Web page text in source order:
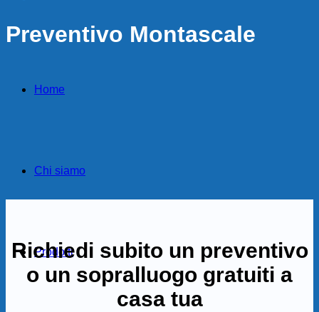
Home
Chi siamo
Prodotti
Preventivo Montascale
Richiedi subito un preventivo
o un sopralluogo gratuiti a
casa tua